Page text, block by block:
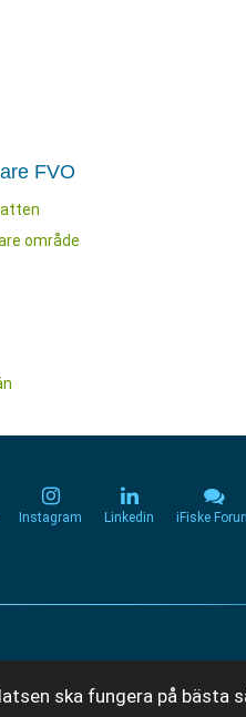
ska fungera på
FVO
område
Instagram Linkedin iFiske